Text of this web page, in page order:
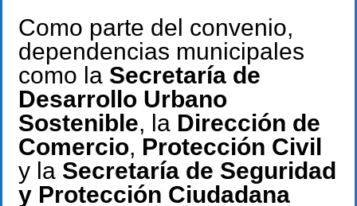
Como parte del convenio,
dependencias municipales
como la Secretaría de
Desarrollo Urbano
Sostenible, la Dirección de
Comercio, Protección Civil
y la Secretaría de Seguridad
y Protección Ciudadana